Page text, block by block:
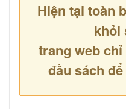
Hiện tại toàn
khỏi
trang web
đầu sách